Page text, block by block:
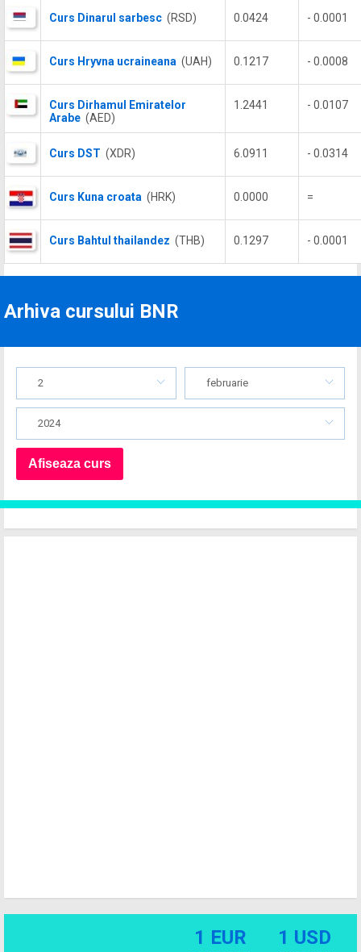
Curs Dinarul sarbesc (RSD) 0.0424 - 0.0001
Curs Hryvna ucraineana (UAH) 0.1217 - 0.0008
Curs Dirhamul Emiratelor
Arabe (AED)
1.2441 - 0.0107
Curs DST (XDR) 6.0911 - 0.0314
Curs Kuna croata (HRK) 0.0000 =
Curs Bahtul thailandez (THB) 0.1297 - 0.0001
Arhiva cursului BNR
2 februarie
2024
1 EUR 1 USD